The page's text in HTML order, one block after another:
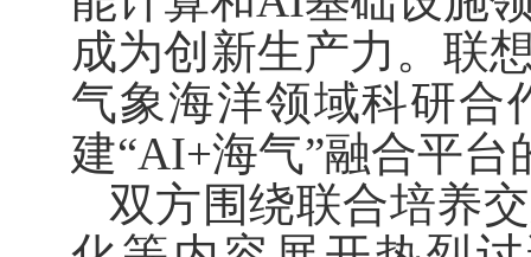
成为创新生产力。联
气象海洋领域科研合
建“AI+海气”融合平台
双方围绕联合培养